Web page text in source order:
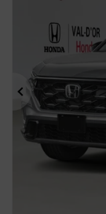
Précédent